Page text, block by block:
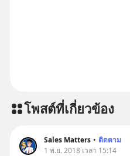
โพสต์ที่เกี่ยวข้อง
Sales Matters • ติดตาม
1 พ.ย. 2018 เวลา 15:14